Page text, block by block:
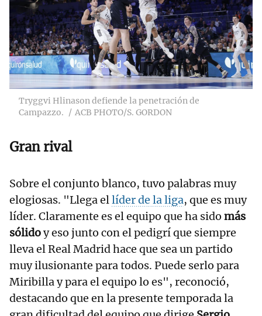
Tryggvi Hlinason defiende la penetración de
Campazzo.
ACB PHOTO/S. GORDON
Gran rival
Sobre el conjunto blanco, tuvo palabras muy
elogiosas. "Llega ellíder de la liga, que es muy
líder. Claramente es el equipo que ha sido más
sólidoy eso junto con el pedigrí que siempre
lleva el Real Madrid hace que sea un partido
muy ilusionante para todos. Puede serlo para
Miribilla y para el equipo lo es", reconoció,
destacando que en la presente temporada la